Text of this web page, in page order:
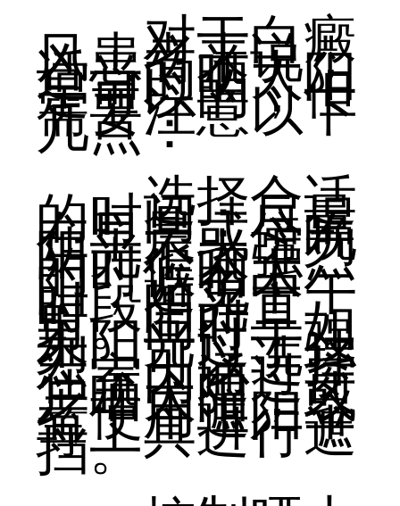
对于白癜
风患者来说，
适当的晒太阳
是可以的，但
需要注意以下
几点：
选择合适
的时间：尽量
在早晨或傍晚
阳光不太强烈
的时候晒太
阳，避免中午
时段阳光直
射。同时，如
果阳光过于强
烈，可以选择
在室内通过窗
户晒太阳，或
者使用遮阳伞
等工具进行遮
挡。